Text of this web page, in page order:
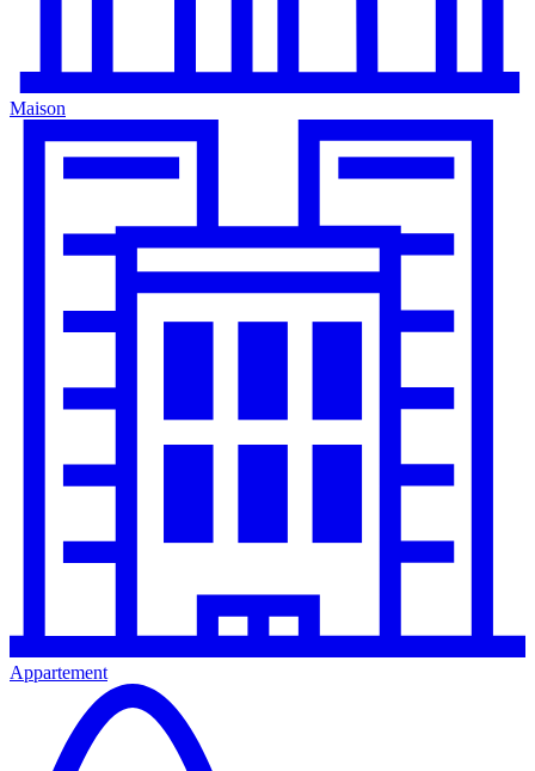
Maison
Appartement